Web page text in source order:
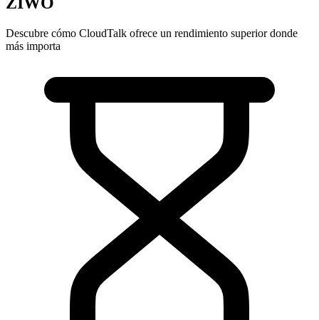
Descubre cómo CloudTalk ofrece un rendimiento superior donde
más importa